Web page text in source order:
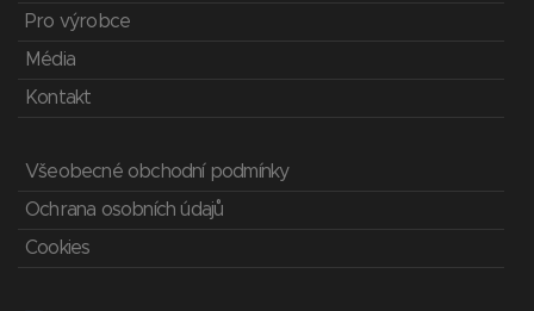
Pro výrobce
Média
Kontakt
Všeobecné obchodní podmínky
Ochrana osobních údajů
Cookies